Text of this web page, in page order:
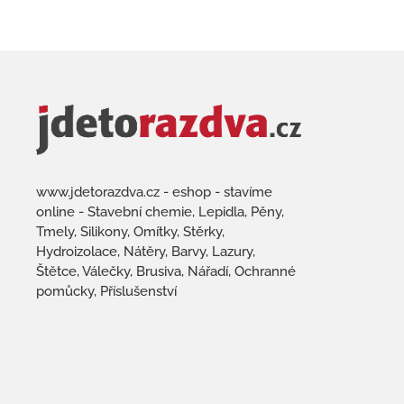
www.jdetorazdva.cz - eshop - stavíme
online - Stavební chemie, Lepidla, Pěny,
Tmely, Silikony, Omítky, Stěrky,
Hydroizolace, Nátěry, Barvy, Lazury,
Štětce, Válečky, Brusiva, Nářadí, Ochranné
pomůcky, Příslušenství